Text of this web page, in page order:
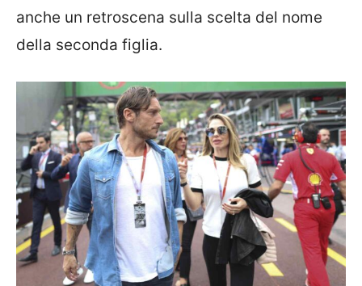
anche un retroscena sulla scelta del nome
della seconda figlia.